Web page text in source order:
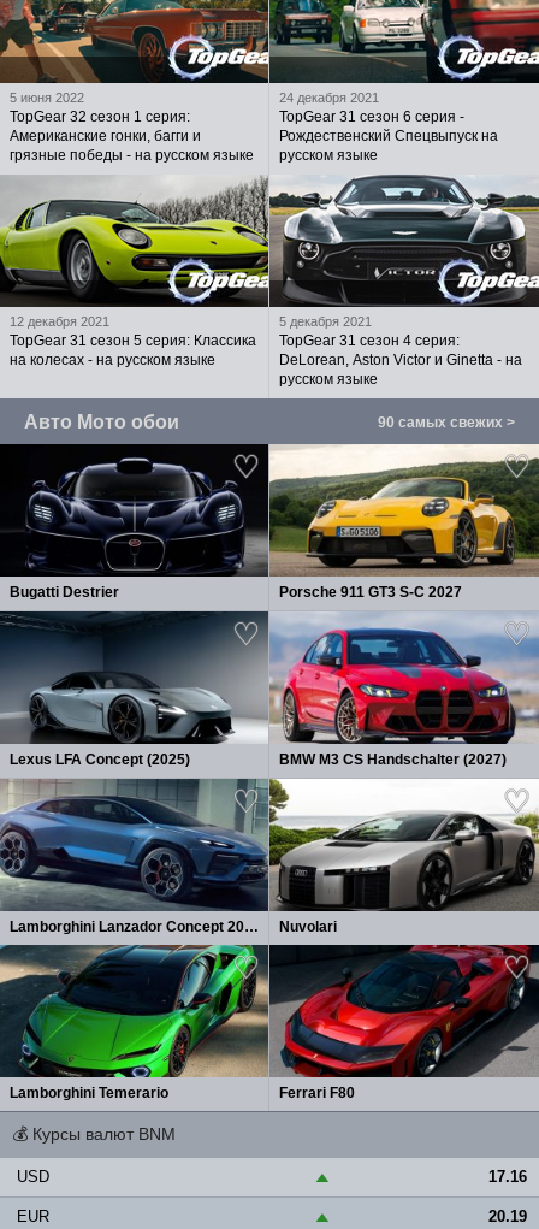
5 июня 2022
TopGear 32 сезон 1 серия:
Американские гонки, багги и
грязные победы - на русском языке
24 декабря 2021
TopGear 31 сезон 6 серия -
Рождественский Спецвыпуск на
русском языке
12 декабря 2021
TopGear 31 сезон 5 серия: Классика
на колесах - на русском языке
5 декабря 2021
TopGear 31 сезон 4 серия:
DeLorean, Aston Victor и Ginetta - на
русском языке
Авто Мото обои 90 самых свежих >
Bugatti Destrier Porsche 911 GT3 S-C 2027
Lexus LFA Concept (2025) BMW M3 CS Handschalter (2027)
Lamborghini Lanzador Concept 2026 Nuvolari
Lamborghini Temerario Ferrari F80
💰 Курсы валют BNM
USD ▲ 17.16
EUR ▲ 20.19